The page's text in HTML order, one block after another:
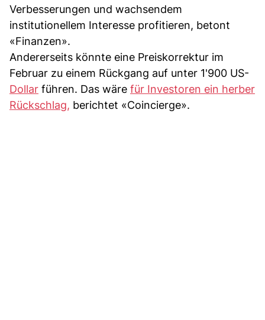
Verbesserungen und wachsendem
institutionellem Interesse profitieren, betont
«Finanzen».
Andererseits könnte eine Preiskorrektur im
Februar zu einem Rückgang auf unter 1'900 US-
Dollar führen. Das wäre für Investoren ein herber
Rückschlag, berichtet «Coincierge».